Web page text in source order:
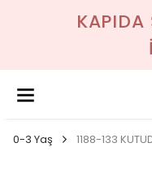
KAPIDA
0-3 Yaş 1188-133